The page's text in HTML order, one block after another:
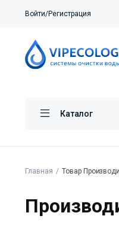
Войти/Регистрация
Каталог
Главная Товар